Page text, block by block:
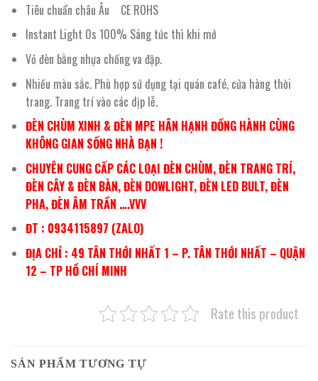
Tiêu chuẩn châu Âu CE ROHS
Instant Light 0s 100% Sáng tức thì khi mở
Vỏ đèn bằng nhựa chống va đập.
Nhiều màu sắc. Phù hợp sử dụng tại quán café, cửa hàng thời
trang. Trang trí vào các dịp lễ.
ĐÈN CHÙM XINH & ĐÈN MPE HÂN HẠNH ĐỒNG HÀNH CÙNG
KHÔNG GIAN SỐNG NHÀ BẠN !
CHUYÊN CUNG CẤP CÁC LOẠI ĐÈN CHÙM, ĐÈN TRANG TRÍ,
ĐÈN CÂY & ĐÈN BÀN, ĐÈN DOWLIGHT, ĐÈN LED BULT, ĐÈN
PHA, ĐÈN ÂM TRẦN ….VVV
ĐT : 0934115897 (ZALO)
ĐỊA CHỈ : 49 TÂN THỚI NHẤT 1 – P. TÂN THỚI NHẤT – QUẬN
12 – TP HỒ CHÍ MINH
Rate this product
SẢN PHẨM TƯƠNG TỰ